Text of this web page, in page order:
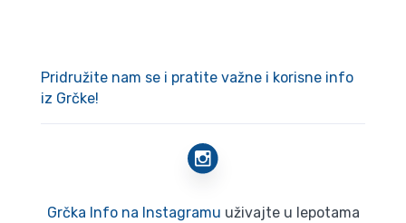
Pridružite nam se i pratite važne i korisne info
iz Grčke!
Grčka Info na Instagramu uživajte u lepotama